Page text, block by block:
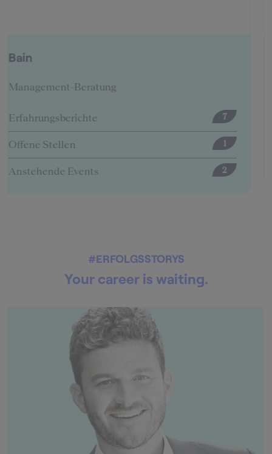
BearingPoint
Management-Beratung
Erfahrungsberichte 12
Offene Stellen 5
#ERFOLGSSTORYS
Your career is waiting.